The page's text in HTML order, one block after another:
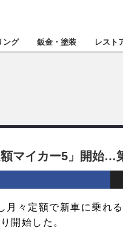
ラス
ング 鈑金・塗装 レスト
マイカー5」開始…
月々定額で新車に乗れ
開始した。